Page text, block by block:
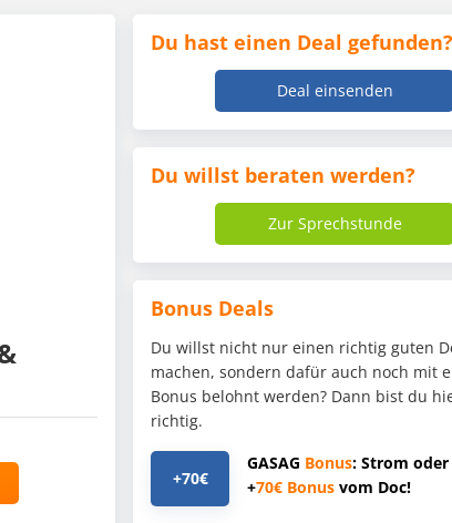
Du hast einen Deal gefunden?
Deal einsenden
Du willst beraten werden?
Zur Sprechstunde
Bonus Deals
Du willst nicht nur einen richtig guten
machen, sondern dafür auch noch mit
Bonus belohnt werden? Dann bist du
richtig.
+70€
GASAG Bonus: Strom oder
+70€ Bonus vom Doc!